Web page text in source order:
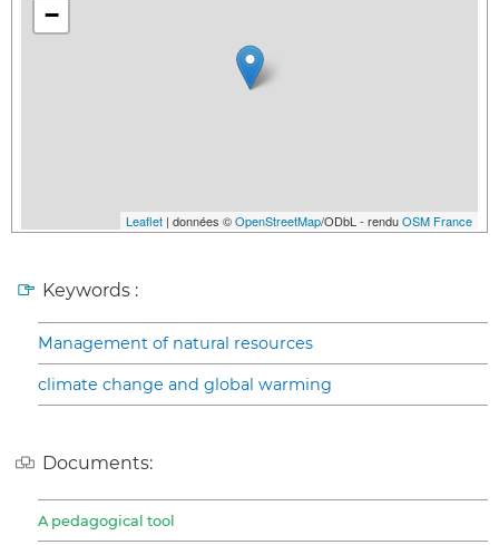
−
Leaflet | données ©OpenStreetMap/ODbL - renduOSM France
Keywords :
Management of natural resources
climate change and global warming
Documents:
A pedagogical tool